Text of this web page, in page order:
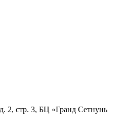
2, стр. 3, БЦ «Гранд Сетнунь